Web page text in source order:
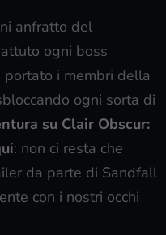
anfratto del
ogni boss
i membri della
ogni sorta di
su Clair Obscur:
: non ci resta che
da parte di Sandfall
con i nostri occhi